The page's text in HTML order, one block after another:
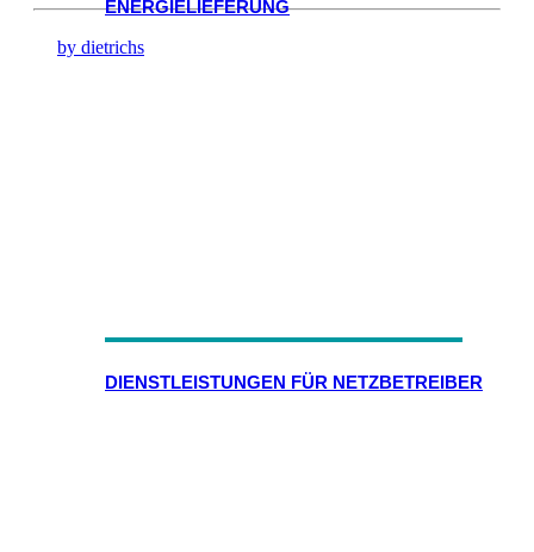
ENERGIELIEFERUNG
DIENSTLEISTUNGEN FÜR NETZBETREIBER
by dietrichs